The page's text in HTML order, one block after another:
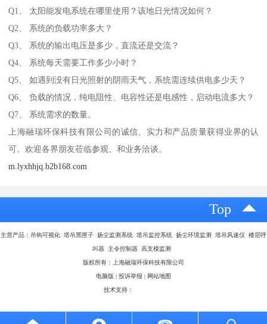
Q1、 太阳能发电系统在哪里使用？该地日光情况如何？
Q2、 系统的负载功率多大？
Q3、 系统的输出电压是多少，直流还是交流？
Q4、 系统每天需要工作多少小时？
Q5、 如遇到没有日光照射的阴雨天气，系统需连续供电多少天？
Q6、 负载的情况，纯电阻性、电容性还是电感性，启动电流多大？
Q7、 系统需求的数量。
上海融瑞环保科技有限公司的诚信、实力和产品质量获得业界的认
可。欢迎各界朋友莅临参观、和业务洽谈。
m.lyxhhjq.b2b168.com
Top
主营产品：吊钩可视化 塔吊黑匣子 扬尘监测系统 塔吊监控系统 扬尘环境监测 塔吊风速仪 楼层呼
叫器 主令控制器 高支模监测
版权所有：上海融瑞环保科技有限公司
电脑版 | 投诉举报 | 网站地图
技术支持：